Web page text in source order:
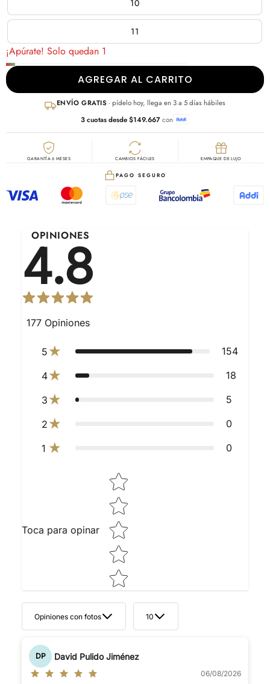
10
11
¡Apúrate! Solo quedan 1
AGREGAR AL CARRITO
ENVÍO GRATIS · pídelo hoy, llega en 3 a 5 días hábiles
3 cuotas desde $149.667con
GARANTÍA 6 MESES CAMBIOS FÁCILES EMPAQUE DE LUJO
PAGO SEGURO
OPINIONES
4.8
177 Opiniones
5 154
4 18
3 5
2 0
1 0
Toca para opinar
Star rating
Opiniones con fotos 10
DP David Pulido Jiménez
06/08/2026